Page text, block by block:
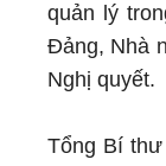
quản lý
Đảng, Nhà
Nghị quyết.
Tổng Bí